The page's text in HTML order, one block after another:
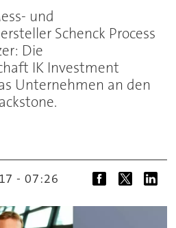
und
Schenck Process
Die
IK Investment
Unternehmen an den
- 07:26